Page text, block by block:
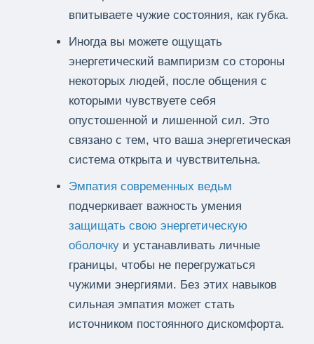
впитываете чужие состояния, как губка.
Иногда вы можете ощущать
энергетический вампиризм со стороны
некоторых людей, после общения с
которыми чувствуете себя
опустошенной и лишенной сил. Это
связано с тем, что ваша энергетическая
система открыта и чувствительна.
Эмпатия современных ведьм
подчеркивает важность умения
защищать свою энергетическую
оболочку и устанавливать личные
границы, чтобы не перегружаться
чужими энергиями. Без этих навыков
сильная эмпатия может стать
источником постоянного дискомфорта.